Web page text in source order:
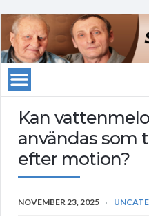
Kan
användas som
efter motion?
NOVEMBER 23, 2025